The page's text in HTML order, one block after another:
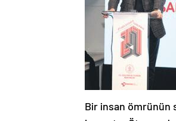
Bir insan ömrünün